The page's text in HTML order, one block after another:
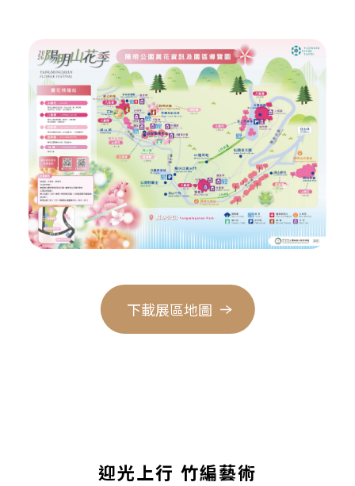
下載展區地圖
迎光上行 竹編藝術